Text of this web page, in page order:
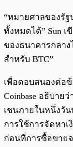
“หมายศาลของรั
ทั้งหมดได้” Sun เ
ของธนาคารกลา
สำหรับ BTC”
เพื่อตอบสนองต่อข้
Coinbase อธิบาย
เชนภายในหนึ่งวั
การใช้การจัดหาเ
ก่อนที่การซื้อขาย